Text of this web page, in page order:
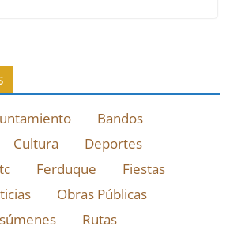
Bandos
Cultura
Deportes
Ferduque
Fiestas
Obras Públicas
Rutas